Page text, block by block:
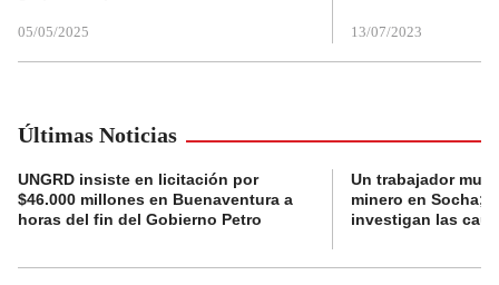
05/05/2025 13/07/2023
Últimas Noticias
UNGRD insiste en licitación por
$46.000 millones en Buenaventura a
horas del fin del Gobierno Petro
Un trabajador
minero en Socha;
investigan las